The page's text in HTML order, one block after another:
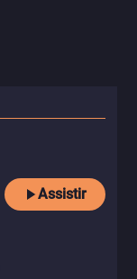
Assistir